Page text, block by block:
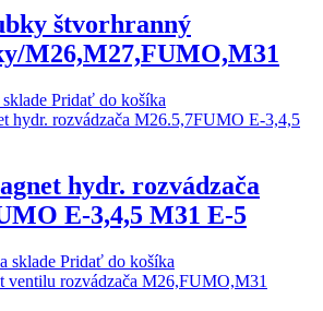
štvorhranný
M26,M27,FUMO,M31
Pridať do košíka
hydr. rozvádzača
E-3,4,5 M31 E-5
sklade Pridať do košíka